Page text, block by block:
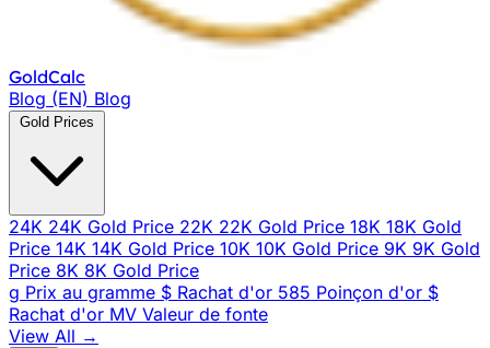
GoldCalc
Blog (EN) Blog
Gold Prices
24K 24K Gold Price 22K 22K Gold Price 18K 18K Gold
Price 14K 14K Gold Price 10K 10K Gold Price 9K 9K Gold
Price 8K 8K Gold Price
g Prix au gramme $ Rachat d'or 585 Poinçon d'or $
Rachat d'or MV Valeur de fonte
View All →